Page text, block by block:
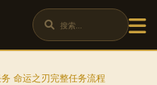
命运之刃完整任务流程